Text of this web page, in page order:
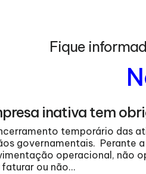
Fique
inativa tem
temporário das
governamentais. Perante
operacional, não
ou não...